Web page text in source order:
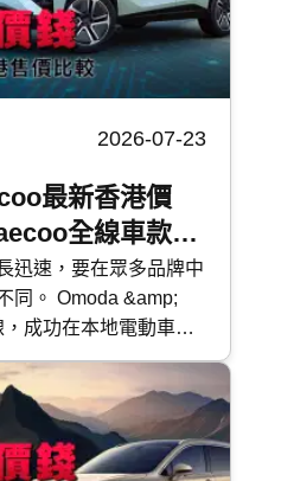
2026-07-23
最新香港價
全線車款｜
較
迅速，要在眾多品牌中
同。 Omoda &amp;
成功在本地電動車壇
保 便為大家深入了解
車款的特性及售價，有
。